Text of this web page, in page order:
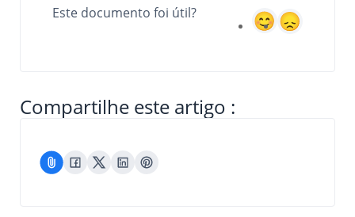
Este documento foi útil?
Compartilhe este artigo :